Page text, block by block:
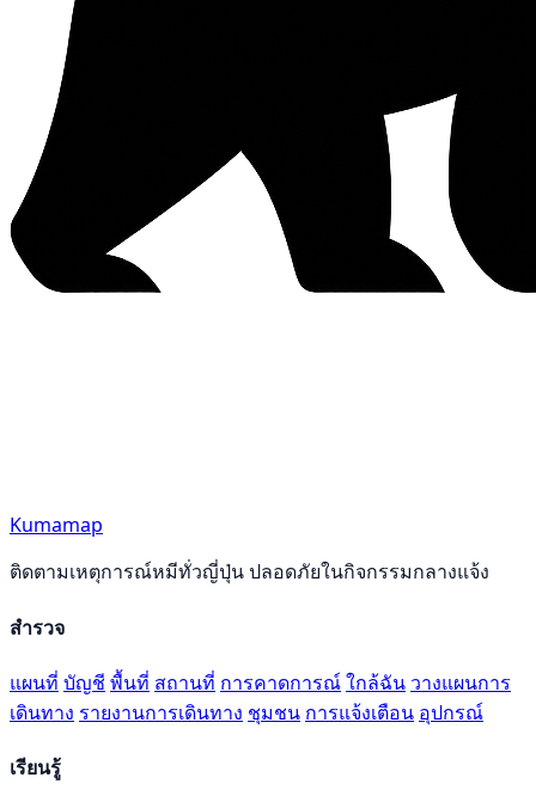
Kumamap
ติดตามเหตุการณ์หมีทั่วญี่ปุ่น ปลอดภัยในกิจกรรมกลางแจ้ง
สำรวจ
แผนที่ บัญชี พื้นที่ สถานที่ การคาดการณ์ใกล้ฉัน วางแผนการ
เดินทาง รายงานการเดินทาง ชุมชน การแจ้งเตือน อุปกรณ์
เรียนรู้